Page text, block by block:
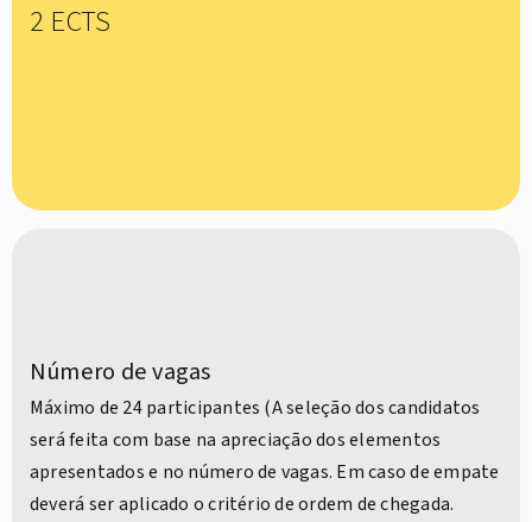
2 ECTS
Número de vagas
Máximo de 24 participantes (A seleção dos candidatos
será feita com base na apreciação dos elementos
apresentados e no número de vagas. Em caso de empate
deverá ser aplicado o critério de ordem de chegada.